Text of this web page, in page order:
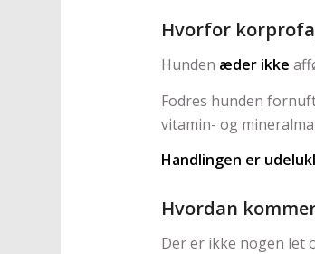
Hvorfor
Hunden æder ikke
Fodres hunden
vitamin- og
Handlingen er
Hvordan
Der er ikke nogen let